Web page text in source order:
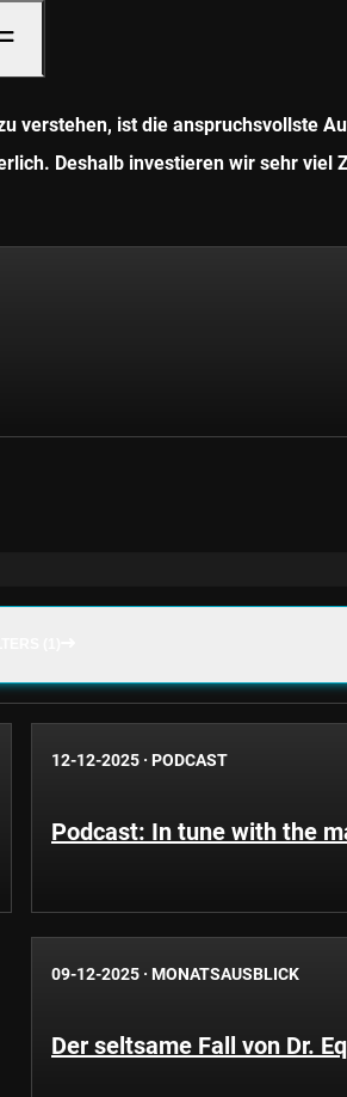
verstehen, ist die anspruchsvollste
Deshalb investieren wir sehr viel
12-12-2025 · PODCAST
Podcast: In tune with the
09-12-2025 · MONATSAUSBLICK
Der seltsame Fall von Dr.